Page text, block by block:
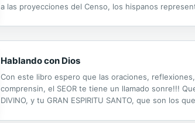
a las proyecciones del Censo, los hispanos
Hablando con Dios
Con este libro espero que las oraciones,
comprensin, el SEOR te tiene un llamado sonre!!!
DIVINO, y tu GRAN ESPIRITU SANTO, que son los